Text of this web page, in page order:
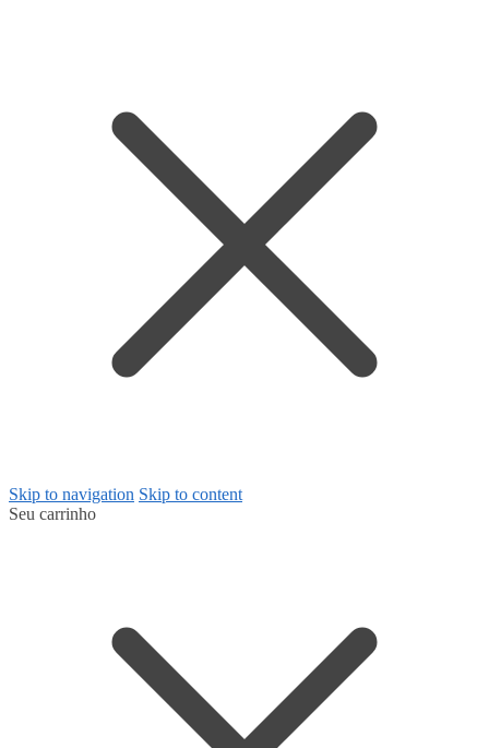
Skip to navigation Skip to content
Seu carrinho